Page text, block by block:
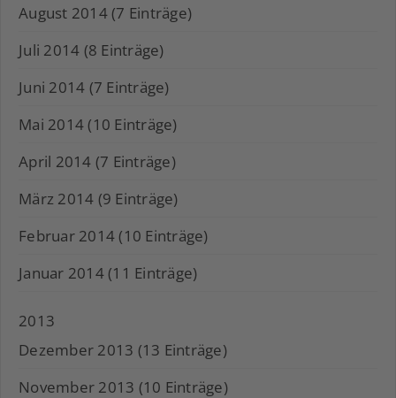
August 2014 (7 Einträge)
Juli 2014 (8 Einträge)
Juni 2014 (7 Einträge)
Mai 2014 (10 Einträge)
April 2014 (7 Einträge)
März 2014 (9 Einträge)
Februar 2014 (10 Einträge)
Januar 2014 (11 Einträge)
2013
Dezember 2013 (13 Einträge)
November 2013 (10 Einträge)